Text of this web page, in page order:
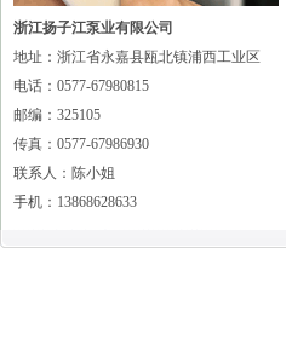
浙江扬子江泵业有限公司
地址：浙江省永嘉县瓯北镇浦西工业区
电话：0577-67980815
邮编：325105
传真：0577-67986930
联系人：陈小姐
手机：13868628633